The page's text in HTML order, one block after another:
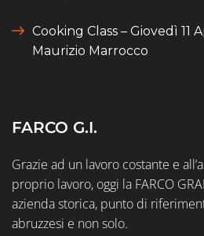
Cooking Class – Giovedì 11
Maurizio Marrocco
FARCO G.I.
Grazie ad un lavoro costante e
proprio lavoro, oggi la FARCO
azienda storica, punto di
abruzzesi e non solo.